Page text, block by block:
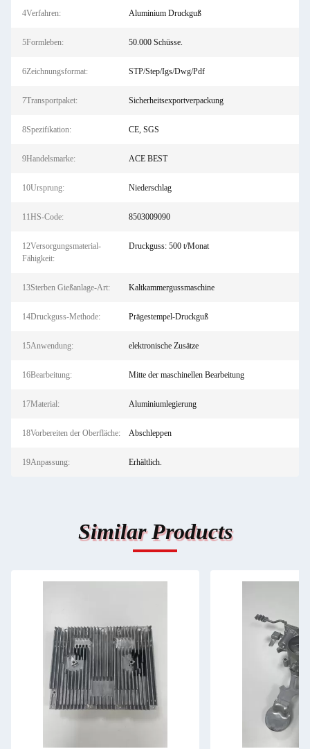
4Verfahren: Aluminium Druckguß
5Formleben: 50.000 Schüsse.
6Zeichnungsformat: STP/Step/Igs/Dwg/Pdf
7Transportpaket: Sicherheitsexportverpackung
8Spezifikation: CE, SGS
9Handelsmarke: ACE BEST
10Ursprung: Niederschlag
11HS-Code: 8503009090
12Versorgungsmaterial-
Fähigkeit:
Druckguss: 500 t/Monat
13Sterben Gießanlage-Art: Kaltkammergussmaschine
14Druckguss-Methode: Prägestempel-Druckguß
15Anwendung: elektronische Zusätze
16Bearbeitung: Mitte der maschinellen Bearbeitung
17Material: Aluminiumlegierung
18Vorbereiten der Oberfläche: Abschleppen
19Anpassung: Erhältlich.
Similar Products